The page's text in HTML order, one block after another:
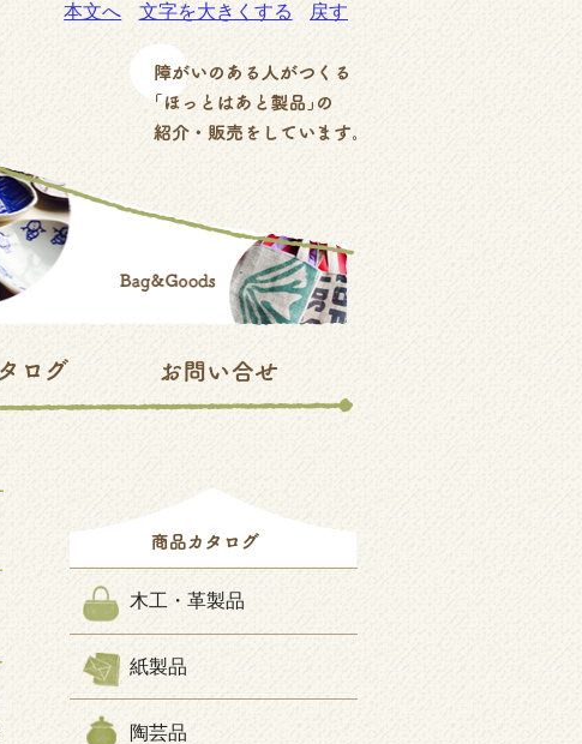
本文へ 文字を大きくする 戻す
木工・革製品
紙製品
陶芸品